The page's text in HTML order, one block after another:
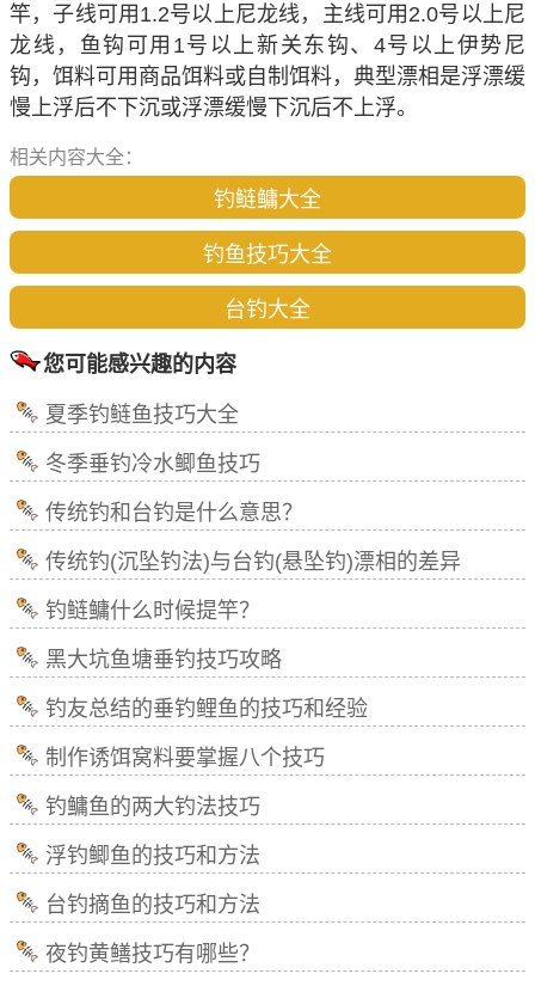
竿，子线可用1.2号以上尼龙线，主线可用2.0号以上尼
龙线，鱼钩可用1号以上新关东钩、4号以上伊势尼
钩，饵料可用商品饵料或自制饵料，典型漂相是浮漂缓
慢上浮后不下沉或浮漂缓慢下沉后不上浮。
相关内容大全：
钓鲢鳙大全
钓鱼技巧大全
台钓大全
您可能感兴趣的内容
夏季钓鲢鱼技巧大全
冬季垂钓冷水鲫鱼技巧
传统钓和台钓是什么意思？
传统钓(沉坠钓法)与台钓(悬坠钓)漂相的差异
钓鲢鳙什么时候提竿？
黑大坑鱼塘垂钓技巧攻略
钓友总结的垂钓鲤鱼的技巧和经验
制作诱饵窝料要掌握八个技巧
钓鳙鱼的两大钓法技巧
浮钓鲫鱼的技巧和方法
台钓摘鱼的技巧和方法
夜钓黄鳝技巧有哪些？